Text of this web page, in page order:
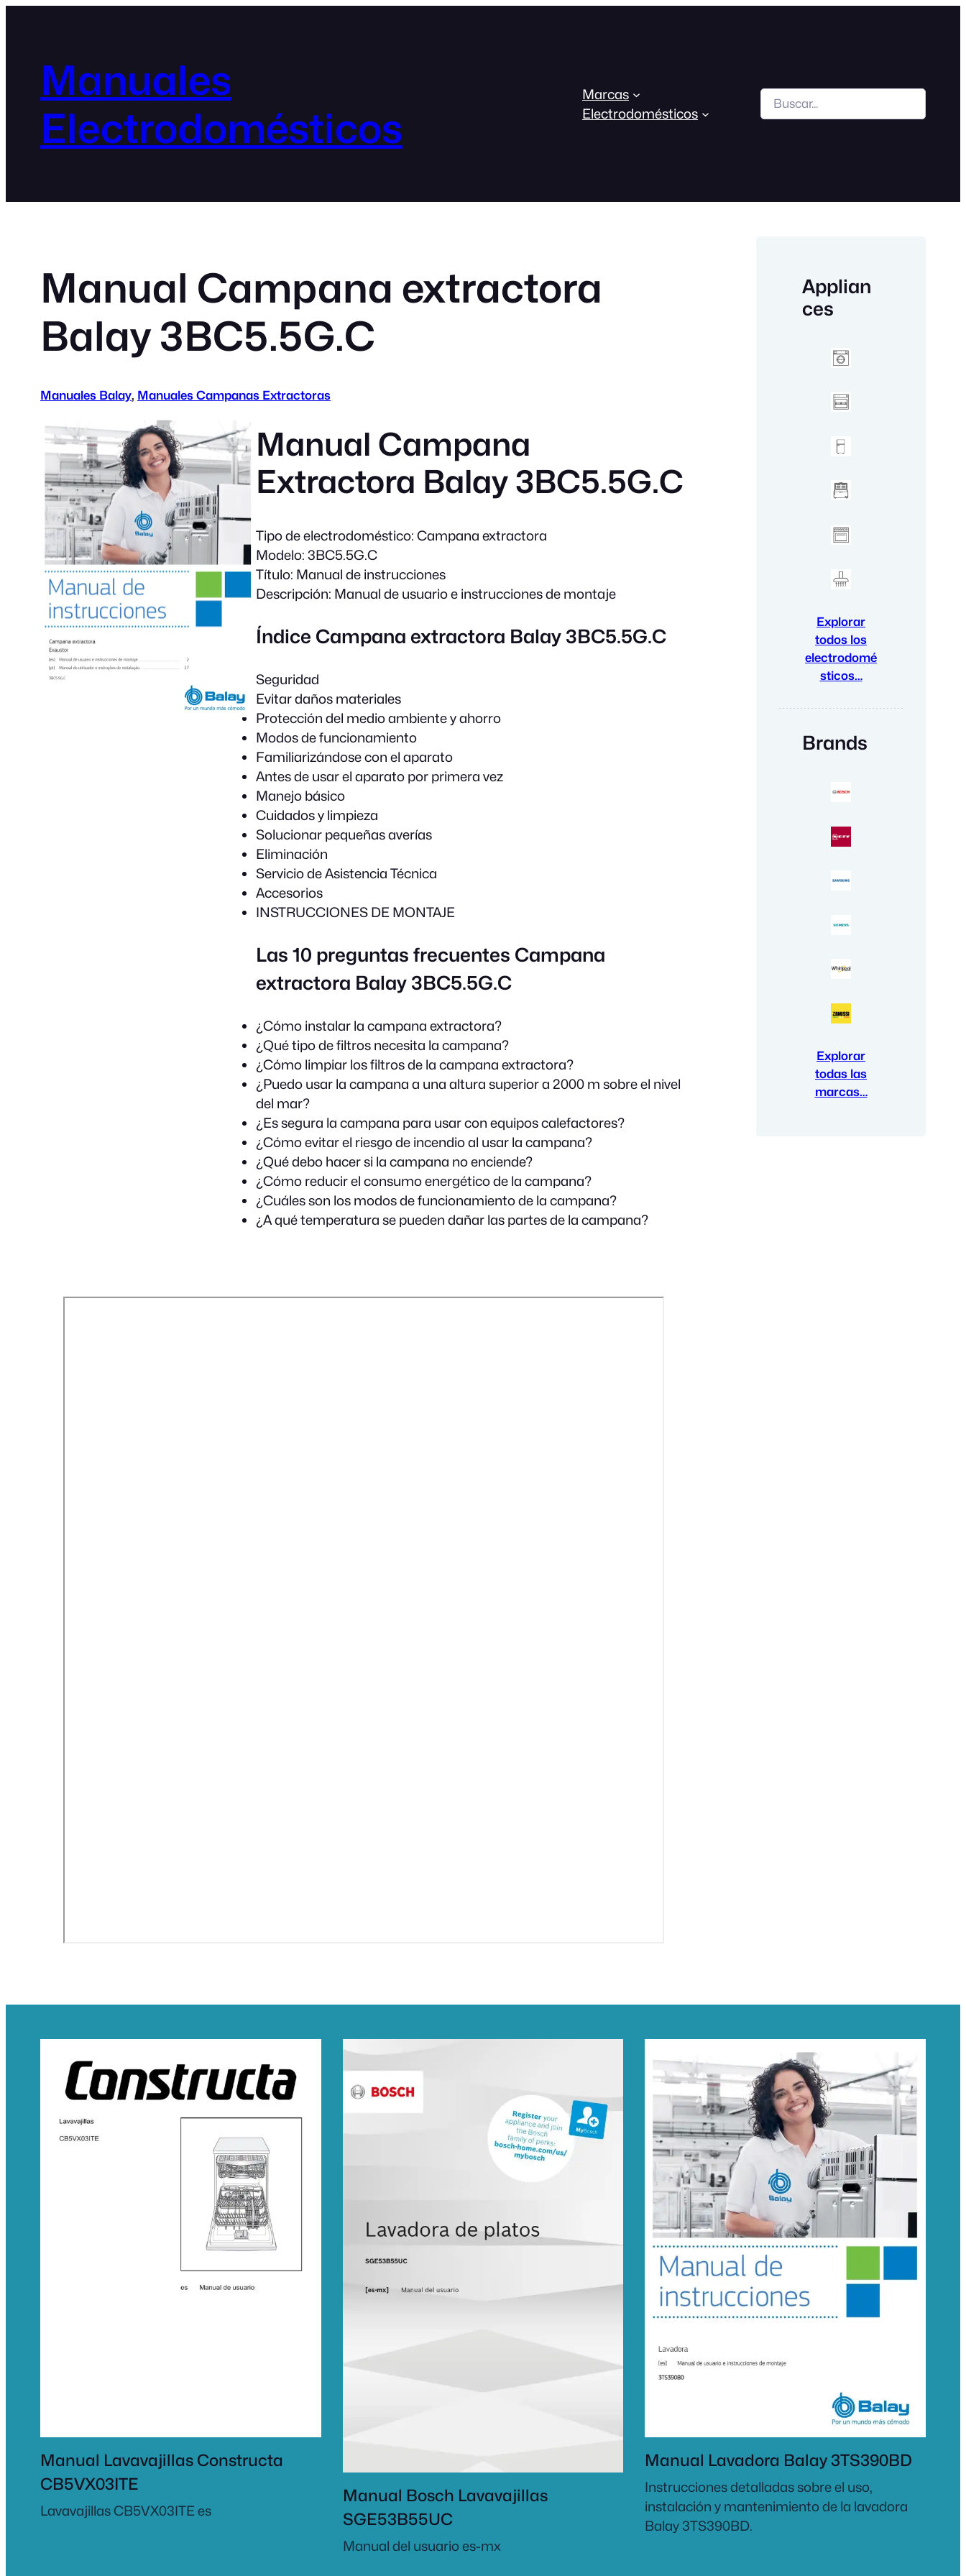
Manuales
Electrodomésticos
Marcas
Electrodomésticos
Search
Manual Campana extractora
Balay 3BC5.5G.C
Manuales Balay, Manuales Campanas Extractoras
Manual Campana
Extractora Balay 3BC5.5G.C
Tipo de electrodoméstico: Campana extractora
Modelo: 3BC5.5G.C
Título: Manual de instrucciones
Descripción: Manual de usuario e instrucciones de montaje
Índice Campana extractora Balay 3BC5.5G.C
Seguridad
Evitar daños materiales
Protección del medio ambiente y ahorro
Modos de funcionamiento
Familiarizándose con el aparato
Antes de usar el aparato por primera vez
Manejo básico
Cuidados y limpieza
Solucionar pequeñas averías
Eliminación
Servicio de Asistencia Técnica
Accesorios
INSTRUCCIONES DE MONTAJE
Las 10 preguntas frecuentes Campana
extractora Balay 3BC5.5G.C
¿Cómo instalar la campana extractora?
¿Qué tipo de filtros necesita la campana?
¿Cómo limpiar los filtros de la campana extractora?
¿Puedo usar la campana a una altura superior a 2000 m sobre el nivel
del mar?
¿Es segura la campana para usar con equipos calefactores?
¿Cómo evitar el riesgo de incendio al usar la campana?
¿Qué debo hacer si la campana no enciende?
¿Cómo reducir el consumo energético de la campana?
¿Cuáles son los modos de funcionamiento de la campana?
¿A qué temperatura se pueden dañar las partes de la campana?
Applian
ces
Explorar
todos los
electrodomé
sticos…
Brands
Explorar
todas las
marcas…
Manual Lavavajillas Constructa
CB5VX03ITE
Lavavajillas CB5VX03ITE es
Manual Bosch Lavavajillas
SGE53B55UC
Manual del usuario es-mx
Manual Lavadora Balay 3TS390BD
Instrucciones detalladas sobre el uso,
instalación y mantenimiento de la lavadora
Balay 3TS390BD.